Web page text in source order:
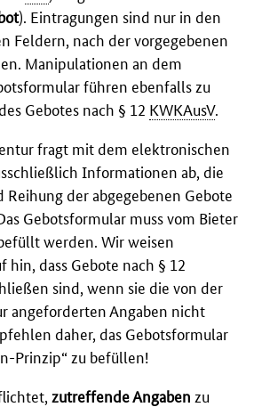
). Eintragungen sind nur in den
Feldern, nach der vorgegebenen
Manipulationen an dem
führen ebenfalls zu
Gebotes nach § 12 KWKAusV.
fragt mit dem elektronischen
Informationen ab, die
Reihung der abgegebenen Gebote
Gebotsformular muss vom Bieter
werden. Wir weisen
hin, dass Gebote nach § 12
sind, wenn sie die von der
angeforderten Angaben nicht
daher, das Gebotsformular
Prinzip“ zu befüllen!
zutreffende Angaben zu